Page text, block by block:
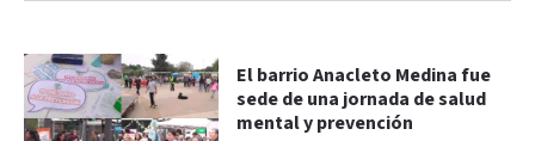
El barrio Anacleto Medina fue
sede de una jornada de salud
mental y prevención